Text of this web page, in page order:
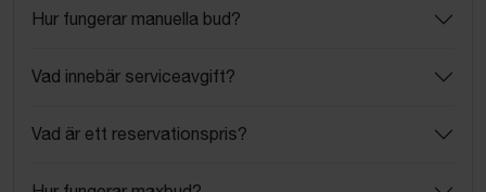
Hur fungerar manuella bud?
Vad innebär serviceavgift?
Vad är ett reservationspris?